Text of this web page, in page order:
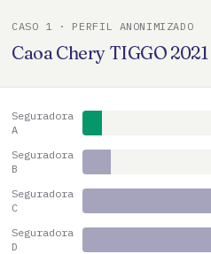
CASO 1 · PERFIL ANONIMIZADO
Caoa Chery TIGGO 2021
Seguradora
A
Seguradora
B
Seguradora
C
Seguradora
D